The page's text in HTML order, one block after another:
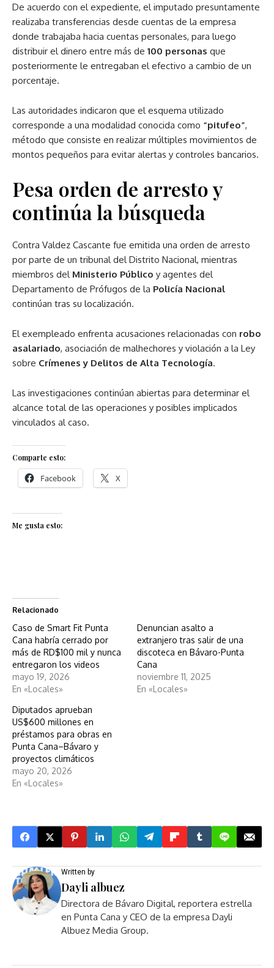
De acuerdo con el expediente, el imputado presuntamente
realizaba transferencias desde cuentas de la empresa
donde trabajaba hacia cuentas personales, para luego
distribuir el dinero entre más de 100 personas que
posteriormente le entregaban el efectivo a cambio de un
porcentaje.
Las autoridades indicaron que el esquema utilizado
corresponde a una modalidad conocida como “pitufeo”,
método que consiste en realizar múltiples movimientos de
montos pequeños para evitar alertas y controles bancarios.
Pesa orden de arresto y
continúa la búsqueda
Contra Valdez Cascante fue emitida una orden de arresto
por parte de un tribunal del Distrito Nacional, mientras
miembros del Ministerio Público y agentes del
Departamento de Prófugos de la Policía Nacional
continúan tras su localización.
El exempleado enfrenta acusaciones relacionadas con robo
asalariado, asociación de malhechores y violación a la Ley
sobre Crímenes y Delitos de Alta Tecnología.
Las investigaciones continúan abiertas para determinar el
alcance total de las operaciones y posibles implicados
vinculados al caso.
Comparte esto:
Facebook X
Me gusta esto:
Relacionado
Caso de Smart Fit Punta
Cana habría cerrado por
más de RD$100 mil y nunca
entregaron los videos
mayo 19, 2026
En «Locales»
Denuncian asalto a
extranjero tras salir de una
discoteca en Bávaro-Punta
Cana
noviembre 11, 2025
En «Locales»
Diputados aprueban
US$600 millones en
préstamos para obras en
Punta Cana–Bávaro y
proyectos climáticos
mayo 20, 2026
En «Locales»
Written by
Dayli albuez
Directora de Bávaro Digital, reportera estrella
en Punta Cana y CEO de la empresa Dayli
Albuez Media Group.